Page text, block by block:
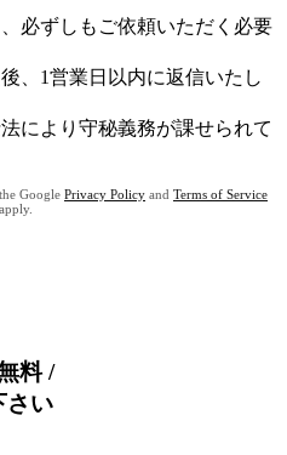
必ずしもご依頼いただく必要
、1営業日以内に返信いたし
により守秘義務が課せられて
Google Privacy Policy and Terms of Service
apply.
料/
さい